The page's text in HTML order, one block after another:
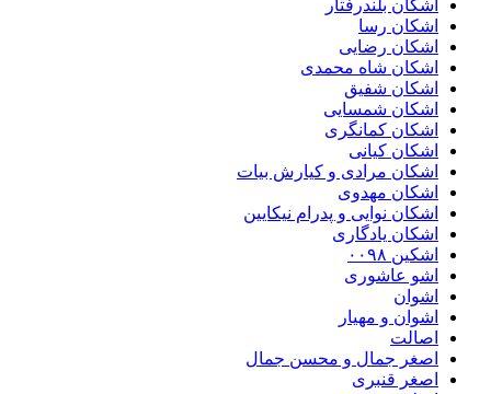
اشکان بلندرفتار
اشکان رسا
اشکان رضایی
اشکان شاه محمدی
اشکان شفیق
اشکان شمسایی
اشکان‌ کمانگری
اشکان کیانی
اشکان مرادی و کیارش بیات
اشکان مهدوی
اشکان نوایی و پدرام نیکایین
اشکان یادگاری
اشکین ۰۰۹۸
اشو عاشوری
اشوان
اشوان و مهیار
اصالت
اصغر جمال و محسن جمال
اصغر قنبری